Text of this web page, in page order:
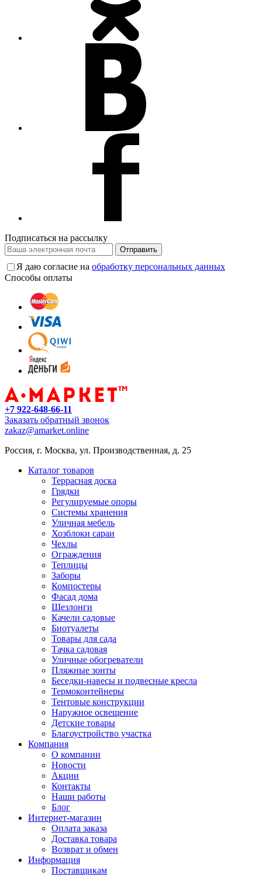
Подписаться на рассылку
Отправить
Я даю согласие на обработку персональных данных
Способы оплаты
+7 922-648-66-11
Заказать обратный звонок
zakaz@amarket.online
Россия, г. Москва, ул. Производственная, д. 25
Каталог товаров
Террасная доска
Грядки
Регулируемые опоры
Системы хранения
Уличная мебель
Хозблоки сараи
Чехлы
Ограждения
Теплицы
Заборы
Компостеры
Фасад дома
Шезлонги
Качели садовые
Биотуалеты
Товары для сада
Тачка садовая
Уличные обогреватели
Пляжные зонты
Беседки-навесы и подвесные кресла
Термоконтейнеры
Тентовые конструкции
Наружное освещение
Детские товары
Благоустройство участка
Компания
О компании
Новости
Акции
Контакты
Наши работы
Блог
Интернет-магазин
Оплата заказа
Доставка товара
Возврат и обмен
Информация
Поставщикам